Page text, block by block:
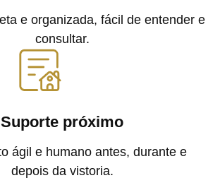
e organizada, fácil de entender e
consultar.
Suporte próximo
ágil e humano antes, durante e
depois da vistoria.